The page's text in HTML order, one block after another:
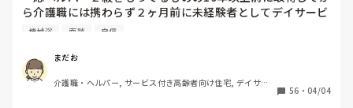
ら介護職には携わらず２ヶ月前に未経験者としてデイサービ
スで勤めてます。
面談の時は『徐々に覚えてくれれば良いって言われ１年後く
らいに入浴介助をしてもらいます』って言われましたが、現
実は人がいないとゆぅ～事で１ヶ月前から入浴介助をしてま
機械浴 面談 自信
まだお
介護職・ヘルパー, サービス付き高齢者向け住宅, デイサー
56 ・ 04/04